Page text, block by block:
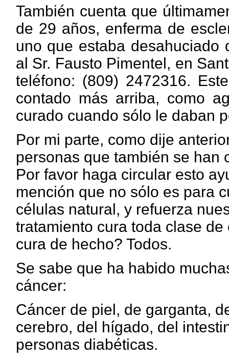
También cuenta que
de 29 años, enferma de
uno que estaba desahuciado
al Sr. Fausto Pimentel, en
teléfono: (809) 2472316.
contado más arriba, como
curado cuando sólo le daban
Por mi parte, como dije
personas que también se han
Por favor haga circular esto
mención que no sólo es para
células natural, y refuerza
tratamiento cura toda clase
cura de hecho? Todos.
Se sabe que ha habido
cáncer:
Cáncer de piel, de garganta,
cerebro, del hígado, del
personas diabéticas.